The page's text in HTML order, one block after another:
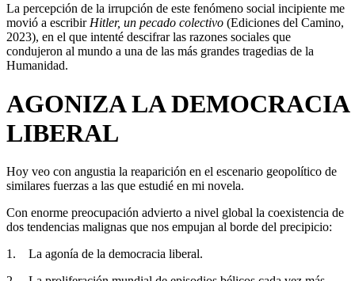
La percepción de la irrupción de este fenómeno social incipiente me
movió a escribir Hitler, un pecado colectivo (Ediciones del Camino,
2023), en el que intenté descifrar las razones sociales que
condujeron al mundo a una de las más grandes tragedias de la
Humanidad.
AGONIZA LA DEMOCRACIA
LIBERAL
Hoy veo con angustia la reaparición en el escenario geopolítico de
similares fuerzas a las que estudié en mi novela.
Con enorme preocupación advierto a nivel global la coexistencia de
dos tendencias malignas que nos empujan al borde del precipicio:
1. La agonía de la democracia liberal.